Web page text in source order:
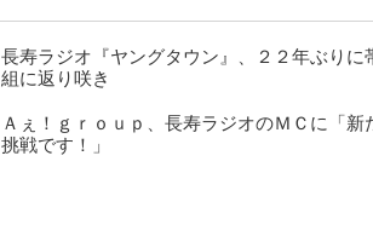
長寿ラジオ『ヤングタウン』、２２年ぶりに
組に返り咲き
Ａぇ！ｇｒｏｕｐ、長寿ラジオのＭＣに「新
挑戦です！」